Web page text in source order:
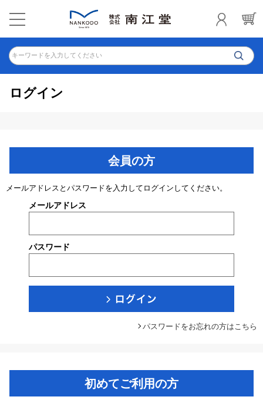
キーワードを入力してください
ログイン
会員の方
メールアドレスとパスワードを入力してログインしてください。
メールアドレス
パスワード
パスワードをお忘れの方はこちら
初めてご利用の方